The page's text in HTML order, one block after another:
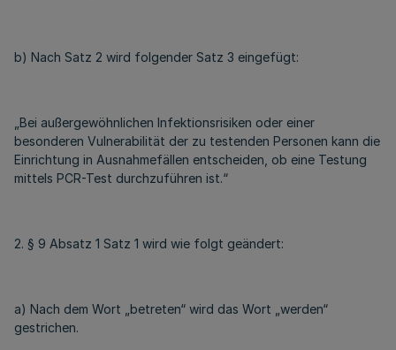
b) Nach Satz 2 wird folgender Satz 3 eingefügt:
„Bei außergewöhnlichen Infektionsrisiken oder einer
besonderen Vulnerabilität der zu testenden Personen kann die
Einrichtung in Ausnahmefällen entscheiden, ob eine Testung
mittels PCR-Test durchzuführen ist.“
2. § 9 Absatz 1 Satz 1 wird wie folgt geändert:
a) Nach dem Wort „betreten“ wird das Wort „werden“
gestrichen.